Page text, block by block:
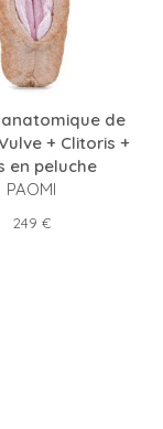
de
+ Clitoris +
en peluche
PAOMI
Prix
249 €